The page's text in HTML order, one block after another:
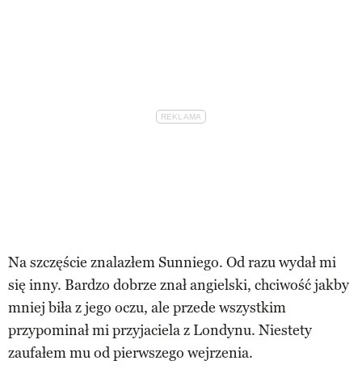
Na szczęście znalazłem Sunniego. Od razu wydał mi
się inny. Bardzo dobrze znał angielski, chciwość jakby
mniej biła z jego oczu, ale przede wszystkim
przypominał mi przyjaciela z Londynu. Niestety
zaufałem mu od pierwszego wejrzenia.